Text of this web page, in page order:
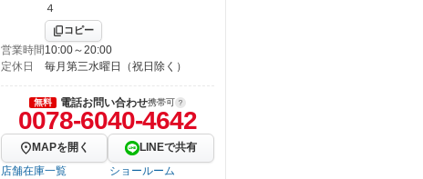
４
コピー
営業時間10:00～20:00
定休日
毎月第三水曜日（祝日除く）
無料 電話お問い合わせ携帯可
0078-6040-4642
MAPを開く
LINEで共有
店舗在庫一覧
ショールーム